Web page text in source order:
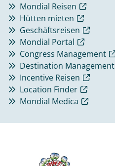
Mondial Reisen
Hütten mieten
Geschäftsreisen
Mondial Portal
Congress Management
Destination Management
Incentive Reisen
Location Finder
Mondial Medica